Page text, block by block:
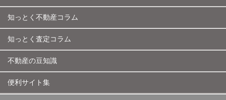
知っとく不動産コラム
知っとく査定コラム
不動産の豆知識
便利サイト集